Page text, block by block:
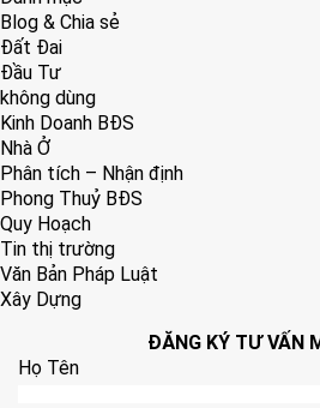
Blog & Chia sẻ
Đất Đai
Đầu Tư
không dùng
Kinh Doanh BĐS
Nhà Ở
Phân tích – Nhận định
Phong Thuỷ BĐS
Quy Hoạch
Tin thị trường
Văn Bản Pháp Luật
Xây Dựng
ĐĂNG KÝ TƯ VẤN
Họ Tên